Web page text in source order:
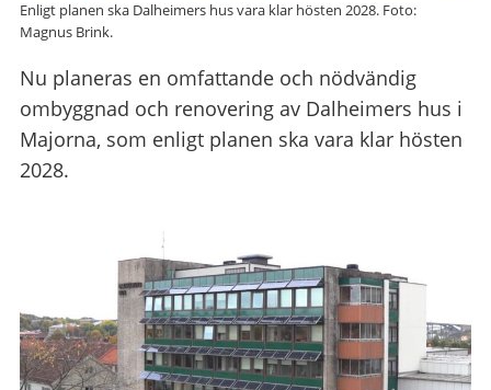
Enligt planen ska Dalheimers hus vara klar hösten 2028. Foto:
Magnus Brink.
Nu planeras en omfattande och nödvändig
ombyggnad och renovering av Dalheimers hus i
Majorna, som enligt planen ska vara klar hösten
2028.